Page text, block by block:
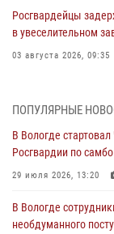
Росгвардейцы
в увеселительном
03 августа 2026, 09:35
товаров из магазина
В Вологде
Северо-Западного
03 августа 2026, 08:54
ПОПУЛЯРНЫЕ
В Вологде
Росгвардии по
29 июля 2026, 13:20
В Вологде
необдуманного